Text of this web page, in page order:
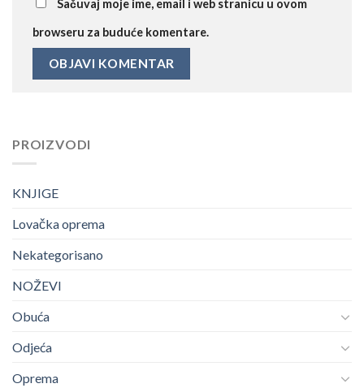
Sačuvaj moje ime, email i web stranicu u ovom
browseru za buduće komentare.
PROIZVODI
KNJIGE
Lovačka oprema
Nekategorisano
NOŽEVI
Obuća
Odjeća
Oprema